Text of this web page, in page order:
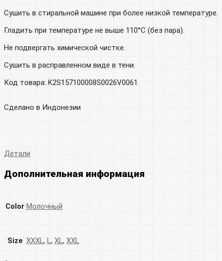
Сушить в стиральной машине при более низкой температуре.
Гладить при температуре не выше 110°C (без пара).
Не подвергать химической чистке.
Сушить в расправленном виде в тени.
Код товара: K2S157100008S0026V0061
Сделано в Индонезии
Детали
Дополнительная информация
Color Молочный
Size XXXL, L, XL, XXL